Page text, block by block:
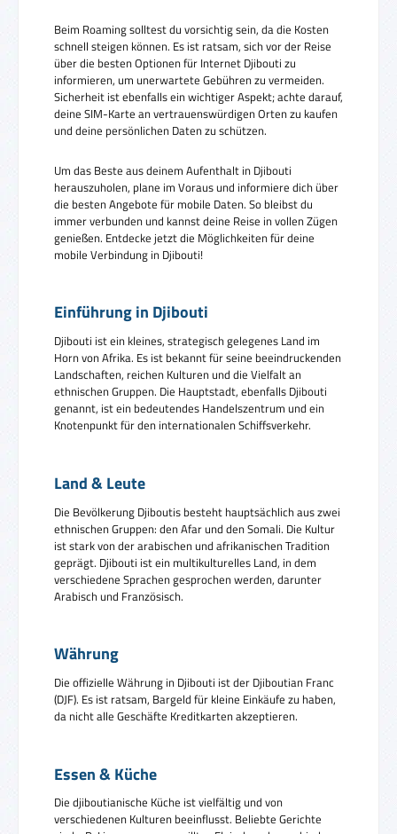
Beim Roaming solltest du vorsichtig sein, da die Kosten
schnell steigen können. Es ist ratsam, sich vor der Reise
über die besten Optionen für Internet Djibouti zu
informieren, um unerwartete Gebühren zu vermeiden.
Sicherheit ist ebenfalls ein wichtiger Aspekt; achte darauf,
deine SIM-Karte an vertrauenswürdigen Orten zu kaufen
und deine persönlichen Daten zu schützen.
Um das Beste aus deinem Aufenthalt in Djibouti
herauszuholen, plane im Voraus und informiere dich über
die besten Angebote für mobile Daten. So bleibst du
immer verbunden und kannst deine Reise in vollen Zügen
genießen. Entdecke jetzt die Möglichkeiten für deine
mobile Verbindung in Djibouti!
Einführung in Djibouti
Djibouti ist ein kleines, strategisch gelegenes Land im
Horn von Afrika. Es ist bekannt für seine beeindruckenden
Landschaften, reichen Kulturen und die Vielfalt an
ethnischen Gruppen. Die Hauptstadt, ebenfalls Djibouti
genannt, ist ein bedeutendes Handelszentrum und ein
Knotenpunkt für den internationalen Schiffsverkehr.
Land & Leute
Die Bevölkerung Djiboutis besteht hauptsächlich aus zwei
ethnischen Gruppen: den Afar und den Somali. Die Kultur
ist stark von der arabischen und afrikanischen Tradition
geprägt. Djibouti ist ein multikulturelles Land, in dem
verschiedene Sprachen gesprochen werden, darunter
Arabisch und Französisch.
Währung
Die offizielle Währung in Djibouti ist der Djiboutian Franc
(DJF). Es ist ratsam, Bargeld für kleine Einkäufe zu haben,
da nicht alle Geschäfte Kreditkarten akzeptieren.
Essen & Küche
Die djiboutianische Küche ist vielfältig und von
verschiedenen Kulturen beeinflusst. Beliebte Gerichte